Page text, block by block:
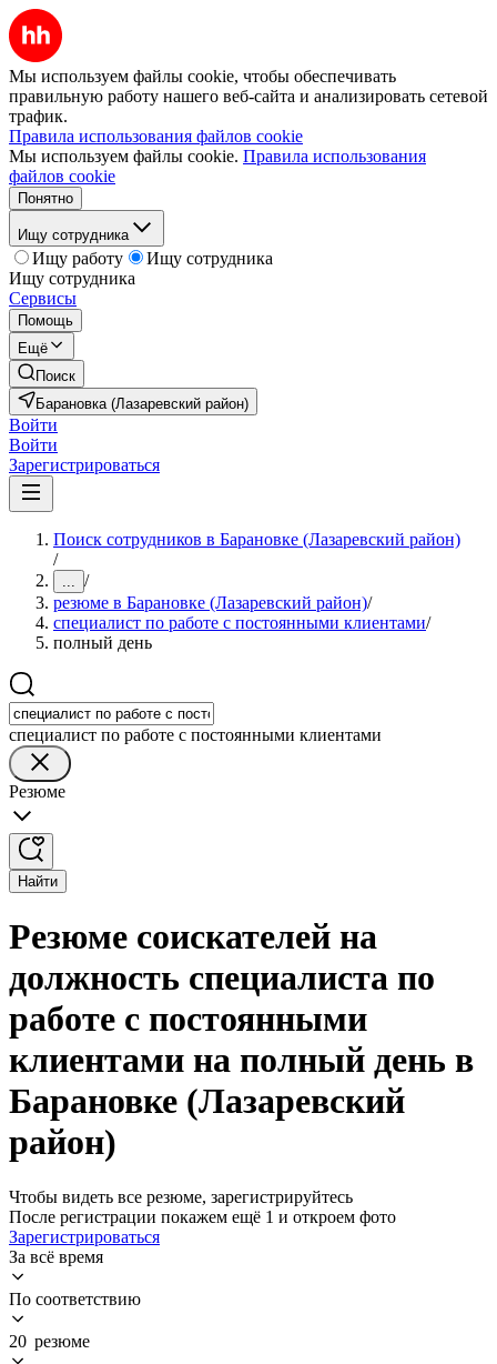
Мы используем файлы cookie, чтобы обеспечивать
правильную работу нашего веб-сайта и анализировать сетевой
трафик.
Правила использования файлов cookie
Мы используем файлы cookie. Правила использования
файлов cookie
Понятно
Ищу сотрудника
Ищу работу
Ищу сотрудника
Ищу сотрудника
Сервисы
Помощь
Ещё
Поиск
Барановка (Лазаревский район)
Войти
Войти
Зарегистрироваться
Поиск сотрудников в Барановке (Лазаревский район)
/
... /
резюме в Барановке (Лазаревский район)/
специалист по работе с постоянными клиентами/
полный день
специалист по работе с постоянными клиентами
Резюме
Найти
Резюме соискателей на
должность специалиста по
работе с постоянными
клиентами на полный день в
Барановке (Лазаревский
район)
Чтобы видеть все резюме, зарегистрируйтесь
После регистрации покажем ещё 1 и откроем фото
Зарегистрироваться
За всё время
По соответствию
20 резюме